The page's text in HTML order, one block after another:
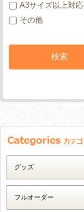
A3サイズ以上対応
その他